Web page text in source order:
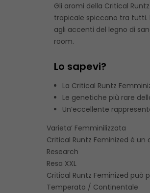
Gli aromi della Critical
tropicale spiccano tra tutti.
agli accenti del legno di
room.
Lo sapevi?
La Critical Runtz
Le genetiche più rare
Un’eccellente
Varieta’ Femminilizzata
Critical Runtz Feminized è
Research
Resa XXL
Critical Runtz Feminized
Temperato / Continentale